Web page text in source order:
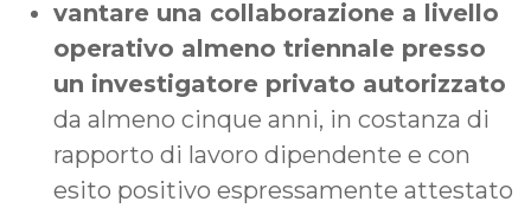
vantare una collaborazione a livello
operativo almeno triennale presso
un investigatore privato autorizzato
da almeno cinque anni, in costanza di
rapporto di lavoro dipendente e con
esito positivo espressamente attestato